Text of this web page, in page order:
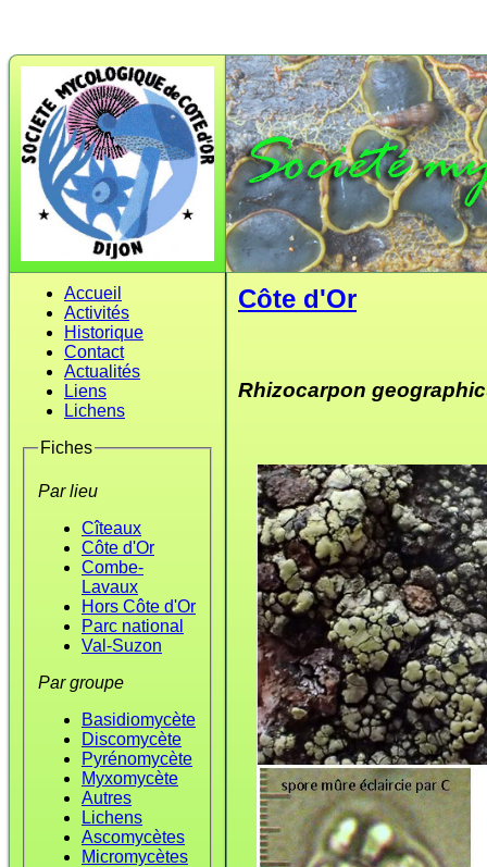
Accueil
Activités
Historique
Contact
Actualités
Liens
Lichens
Fiches
Par lieu
Cîteaux
Côte d'Or
Combe-
Lavaux
Hors Côte d'Or
Parc national
Val-Suzon
Par groupe
Basidiomycète
Discomycète
Pyrénomycète
Myxomycète
Autres
Lichens
Ascomycètes
Micromycètes
Côte d'Or
Rhizocarpon